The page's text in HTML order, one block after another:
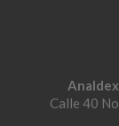
Calle 40